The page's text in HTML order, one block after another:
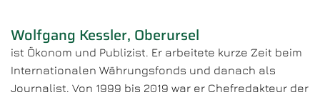
Wolfgang Kessler, Oberursel
ist Ökonom und Publizist. Er arbeitete kurze Zeit beim
Internationalen Währungsfonds und danach als
Journalist. Von 1999 bis 2019 war er Chefredakteur der